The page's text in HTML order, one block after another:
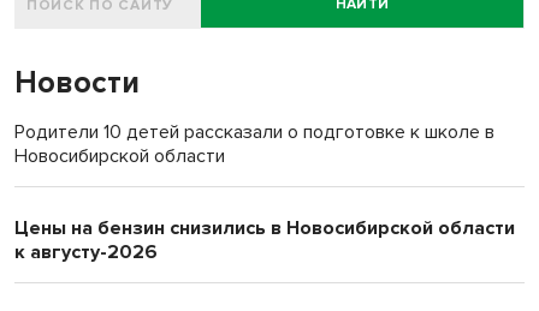
НАЙТИ
Новости
Родители 10 детей рассказали о подготовке к школе в
Новосибирской области
Цены на бензин снизились в Новосибирской области
к августу-2026